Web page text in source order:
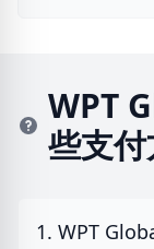
WPT
些支付
1. WPT